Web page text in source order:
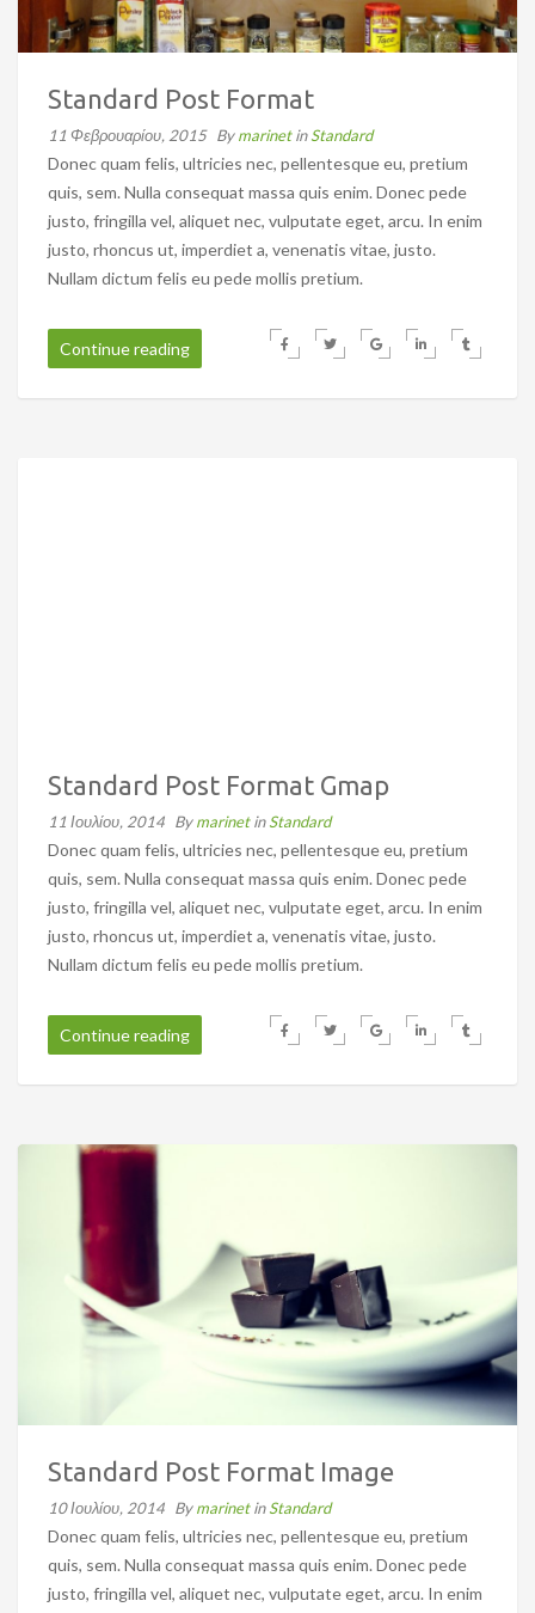
Standard Post Format
11 Φεβρουαρίου, 2015 BymarinetinStandard
Donec quam felis, ultricies nec, pellentesque eu, pretium
quis, sem. Nulla consequat massa quis enim. Donec pede
justo, fringilla vel, aliquet nec, vulputate eget, arcu. In enim
justo, rhoncus ut, imperdiet a, venenatis vitae, justo.
Nullam dictum felis eu pede mollis pretium.
Continue reading
Standard Post Format Gmap
11 Ιουλίου, 2014 BymarinetinStandard
Donec quam felis, ultricies nec, pellentesque eu, pretium
quis, sem. Nulla consequat massa quis enim. Donec pede
justo, fringilla vel, aliquet nec, vulputate eget, arcu. In enim
justo, rhoncus ut, imperdiet a, venenatis vitae, justo.
Nullam dictum felis eu pede mollis pretium.
Continue reading
Standard Post Format Image
10 Ιουλίου, 2014 BymarinetinStandard
Donec quam felis, ultricies nec, pellentesque eu, pretium
quis, sem. Nulla consequat massa quis enim. Donec pede
justo, fringilla vel, aliquet nec, vulputate eget, arcu. In enim